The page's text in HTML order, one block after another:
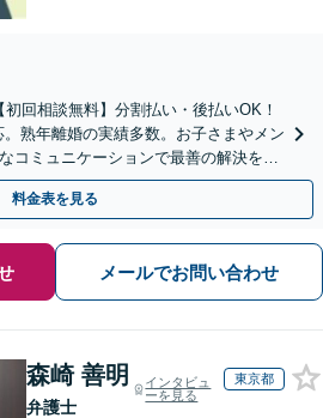
回相談無料】分割払い・後払いOK！
熟年離婚の実績多数。お子さまやメン
コミュニケーションで最善の解決を目
福岡駅8分】
料金表を見る
メールでお問い合わせ
森崎 善明
弁護士
インタビュ
ーを見る
東京都